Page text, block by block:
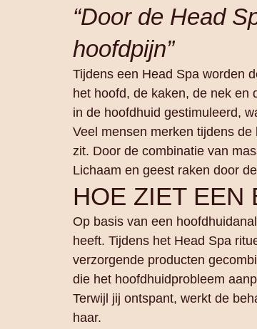
“Door de Head
hoofdpijn”
Tijdens een Head Spa worden
het hoofd, de kaken, de nek en
in de hoofdhuid gestimuleerd,
Veel mensen merken tijdens
zit. Door de combinatie van
Lichaam en geest raken door
HOE ZIET EEN
Op basis van een
heeft. Tijdens het Head Spa
verzorgende producten
die het hoofdhuidprobleem
Terwijl jij ontspant, werkt de
haar.